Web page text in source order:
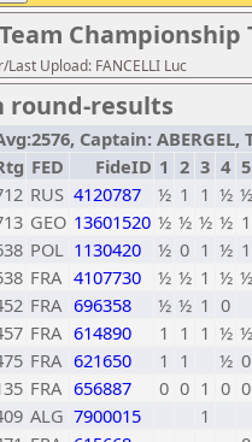
Championship
Upload: FANCELLI Luc
round-results
Captain: ABERGEL,
FED FideID 1 2 3 4 5
RUS 4120787 ½ 1 1 ½ ½
GEO 13601520 ½ ½ ½ ½ 1
POL 1130420 ½ 0 1 ½ 1
FRA 4107730 ½ ½ 1 ½ ½
FRA 696358 ½ ½ 1 0
FRA 614890 1 1 1 ½ ½
FRA 621650 1 1 ½ 0
FRA 656887 0 0 1 0 0
ALG 7900015
1